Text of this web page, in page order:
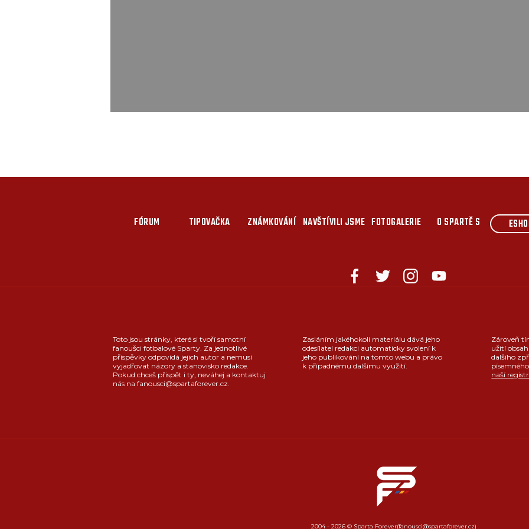
FÓRUM TIPOVAČKA ZNÁMKOVÁNÍ NAVŠTÍVILI JSME FOTOGALERIE O SPARTĚ S
Toto jsou stránky, které si tvoří samotní
fanoušci fotbalové Sparty. Za jednotlivé
příspěvky odpovídá jejich autor a nemusí
vyjadřovat názory a stanovisko redakce.
Pokud chceš přispět i ty, neváhej a kontaktuj
nás na fanousci@spartaforever.cz.
Zasláním jakéhokoli materiálu dává jeho
odesílatel redakci automaticky svolení k
jeho publikování na tomto webu a právo
k případnému dalšímu využití.
Zároveň
užití
dalšího
naší
2004 - 2026 © Sparta Forever(fanousci@spartaforever.cz)